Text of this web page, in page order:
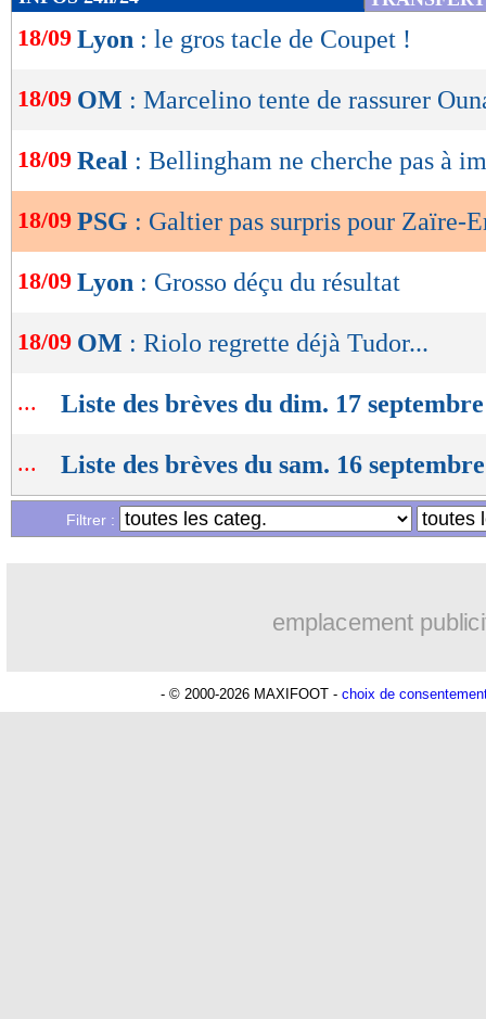
de
lecture
OK
18/09 Lyon : le gros tacle de Coupet !
18/09 OM : Marcelino tente de rassurer
18/09 Real : Bellingham ne cherche pas à
18/09 PSG : Galtier pas surpris pour Zaïre-
18/09 Lyon : Grosso déçu du résultat
18/09 OM : Riolo regrette déjà Tudor...
... Liste des brèves du dim. 17
... Liste des brèves du sam. 16
Filtrer :
emplacement
- © 2000-2026 MAXIFOOT - choix de